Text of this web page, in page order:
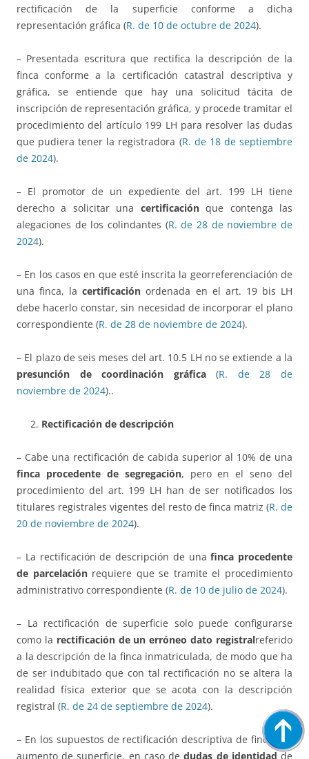
rectificación de la superficie conforme a dicha
representación gráfica (R. de 10 de octubre de 2024).
– Presentada escritura que rectifica la descripción de la
finca conforme a la certificación catastral descriptiva y
gráfica, se entiende que hay una solicitud tácita de
inscripción de representación gráfica, y procede tramitar el
procedimiento del artículo 199 LH para resolver las dudas
que pudiera tener la registradora (R. de 18 de septiembre
de 2024).
– El promotor de un expediente del art. 199 LH tiene
derecho a solicitar una certificaciónque contenga las
alegaciones de los colindantes (R. de 28 de noviembre de
2024).
– En los casos en que esté inscrita la georreferenciación de
una finca, lacertificación ordenada en el art. 19 bis LH
debe hacerlo constar, sin necesidad de incorporar el plano
correspondiente (R. de 28 de noviembre de 2024).
– El plazo de seis meses del art. 10.5 LH no se extiende a la
presunción de coordinación gráfica(R. de 28 de
noviembre de 2024)..
Rectificación de descripción
– Cabe una rectificación de cabida superior al 10% de una
finca procedente de segregación, pero en el seno del
procedimiento del art. 199 LH han de ser notificados los
titulares registrales vigentes del resto de finca matriz (R. de
20 de noviembre de 2024).
– La rectificación de descripción de unafinca procedente
de parcelaciónrequiere que se tramite el procedimiento
administrativo correspondiente (R. de 10 de julio de 2024).
– La rectificación de superficie solo puede configurarse
como la rectificación de un erróneo dato registralreferido
a la descripción de la finca inmatriculada, de modo que ha
de ser indubitado que con tal rectificación no se altera la
realidad física exterior que se acota con la descripción
registral (R. de 24 de septiembre de 2024).
– En los supuestos de rectificación descriptiva de finca por
aumento de superficie, en caso dedudas de identidadde